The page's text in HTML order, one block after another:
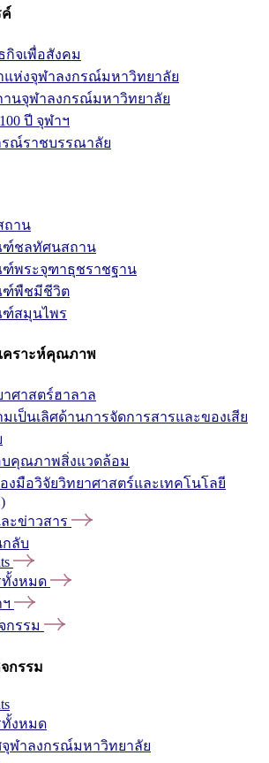
จเพื่อสังคม
แห่งจุฬาลงกรณ์มหาวิทยาลัย
านจุฬาลงกรณ์มหาวิทยาลัย
ปี จุฬาฯ
รณ์ราชบรรณาลัย
ถาน
ชลทัศนสถาน
พระจุฑาธุชราชฐาน
พืชมีชีวิต
สมุนไพร
คราะห์คุณภาพ
ศาสตร์ฮาลาล
เป็นเลิศด้านการจัดการสารและของเสีย
บคุณภาพสิ่งแวดล้อม
งมือวิจัยวิทยาศาสตร์และเทคโนโลยี
ะข่าวสาร
ลับ
ทั้งหมด
กรรม
กรรม
ทั้งหมด
ฬาลงกรณ์มหาวิทยาลัย